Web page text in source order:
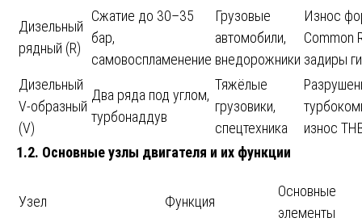
Дизельный
рядный (R)
Сжатие до 30–35
бар,
самовоспламенение
Грузовые
автомобили,
внедорожники
Износ
Common
задиры
Дизельный
V-образный
(V)
Два ряда под углом,
турбонаддув
Тяжёлые
грузовики,
спецтехника
износ
1.2. Основные узлы двигателя и их функции
Узел Функция
Основные
элементы